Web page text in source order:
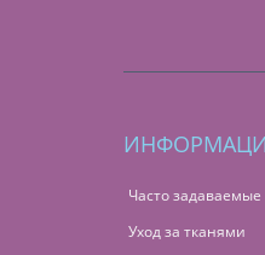
Часто
Уход за тканями